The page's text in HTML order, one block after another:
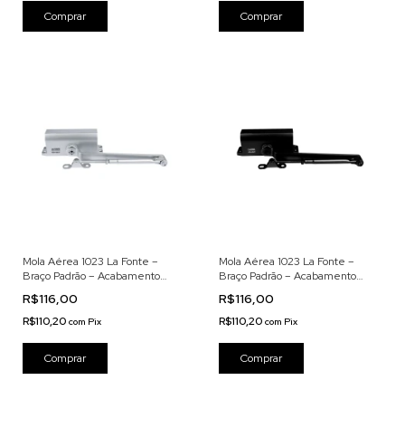
Mola Aérea 1023 La Fonte –
Braço Padrão – Acabamento
Blister
R$116,00
R$110,20 com Pix
Mola Aérea 1023 La Fonte –
Braço Padrão – Acabamento
R$116,00
R$110,20 com Pix